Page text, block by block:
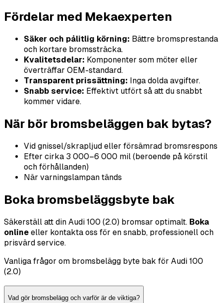
Fördelar med Mekaexperten
Säker och pålitlig körning: Bättre bromsprestanda
och kortare bromssträcka.
Kvalitetsdelar: Komponenter som möter eller
överträffar OEM-standard.
Transparent prissättning: Inga dolda avgifter.
Snabb service: Effektivt utfört så att du snabbt
kommer vidare.
När bör bromsbeläggen bak bytas?
Vid gnissel/skrapljud eller försämrad bromsrespons
Efter cirka 3 000–6 000 mil (beroende på körstil
och förhållanden)
När varningslampan tänds
Boka bromsbeläggsbyte bak
Säkerställ att din Audi 100 (2.0) bromsar optimalt. Boka
online eller kontakta oss för en snabb, professionell och
prisvärd service.
Vanliga frågor om bromsbelägg byte bak för Audi 100
(2.0)
Vad gör bromsbelägg och varför är de viktiga?